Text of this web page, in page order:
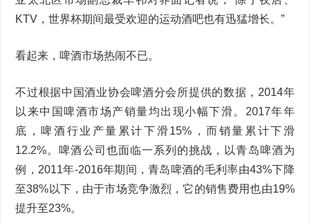
KTV，世界杯期间最受欢迎的运动酒吧也有迅猛增长。”
看起来，啤酒市场热闹不已。
不过根据中国酒业协会啤酒分会所提供的数据，2014年
以来中国啤酒市场产销量均出现小幅下滑。2017年年
底，啤酒行业产量累计下滑15%，而销量累计下滑
12.2%。啤酒公司也面临一系列的挑战，以青岛啤酒为
例，2011年-2016年期间，青岛啤酒的毛利率由43%下降
至38%以下，由于市场竞争激烈，它的销售费用也由19%
提升至23%。